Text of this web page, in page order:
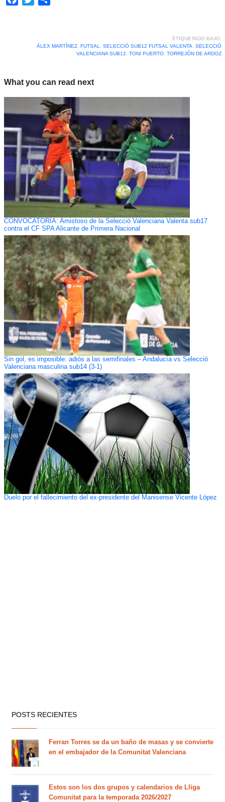
ETIQUETADO BAJO:
ÁLEX MARTÍNEZ, FUTSAL, SELECCIÓ SUB12 FUTSAL VALENTA, SELECCIÓ
VALENCIANA SUB12, TONI PUERTO, TORREJÓN DE ARDOZ
What you can read next
CONVOCATORIA: Amistoso de la Selecció Valenciana Valenta sub17
contra el CF SPA Alicante de Primera Nacional
Sin gol, es imposible: adiós a las semifinales – Andalucía vs Selecció
Valenciana masculina sub14 (3-1)
Duelo por el fallecimiento del ex-presidente del Manisense Vicente López
POSTS RECIENTES
Ferran Torres se da un baño de masas y se convierte
en el embajador de la Comunitat Valenciana
Estos son los dos grupos y calendarios de Lliga
Comunitat para la temporada 2026/2027